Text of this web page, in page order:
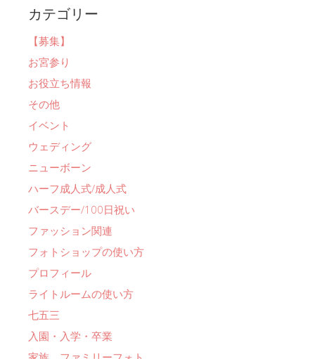
カテゴリー
【募集】
お宮参り
お役立ち情報
その他
イベント
ウェディング
ニューボーン
ハーフ成人式/成人式
バースデー/100日祝い
ファッション関連
フォトショップの使い方
プロフィール
ライトルームの使い方
七五三
入園・入学・卒業